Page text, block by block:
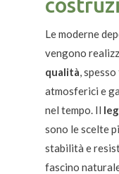
Le moderne
vengono
qualità,
atmosferici e
nel tempo. Il
sono le scelte
stabilità e
fascino